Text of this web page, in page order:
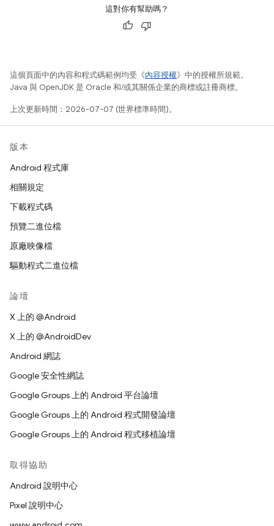
這對你有幫助嗎？
這個頁面中的內容和程式碼範例均受《內容授權》中的授權所規範。
Java 與 OpenJDK 是 Oracle 和/或其關係企業的商標或註冊商標。
上次更新時間：2026-07-07 (世界標準時間)。
版本
Android 程式庫
相關規定
下載程式碼
預覽二進位檔
原廠映像檔
驅動程式二進位檔
論壇
X 上的 @Android
X 上的 @AndroidDev
Android 網誌
Google 安全性網誌
Google Groups 上的 Android 平台論壇
Google Groups 上的 Android 程式開發論壇
Google Groups 上的 Android 程式移植論壇
取得協助
Android 說明中心
Pixel 說明中心